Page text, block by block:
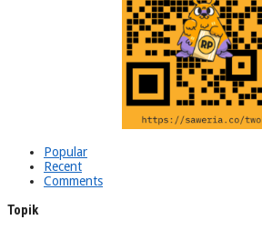
Popular
Recent
Comments
Topik